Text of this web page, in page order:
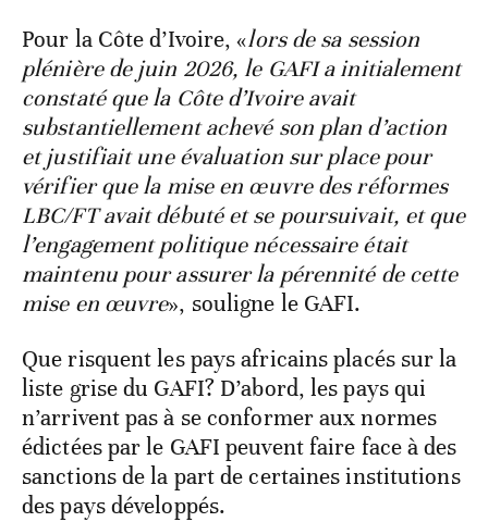
Pour la Côte d’Ivoire, «lors de sa session
plénière de juin 2026, le GAFI a initialement
constaté que la Côte d’Ivoire avait
substantiellement achevé son plan d’action
et justifiait une évaluation sur place pour
vérifier que la mise en œuvre des réformes
LBC/FT avait débuté et se poursuivait, et que
l’engagement politique nécessaire était
maintenu pour assurer la pérennité de cette
mise en œuvre», souligne le GAFI.
Que risquent les pays africains placés sur la
liste grise du GAFI? D’abord, les pays qui
n’arrivent pas à se conformer aux normes
édictées par le GAFI peuvent faire face à des
sanctions de la part de certaines institutions
des pays développés.